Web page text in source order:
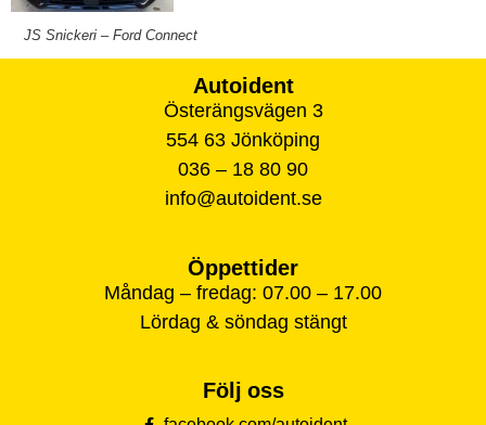
JS Snickeri – Ford Connect
Autoident
Österängsvägen 3
554 63 Jönköping
036 – 18 80 90
info@autoident.se
Öppettider
Måndag – fredag: 07.00 – 17.00
Lördag & söndag stängt
Följ oss